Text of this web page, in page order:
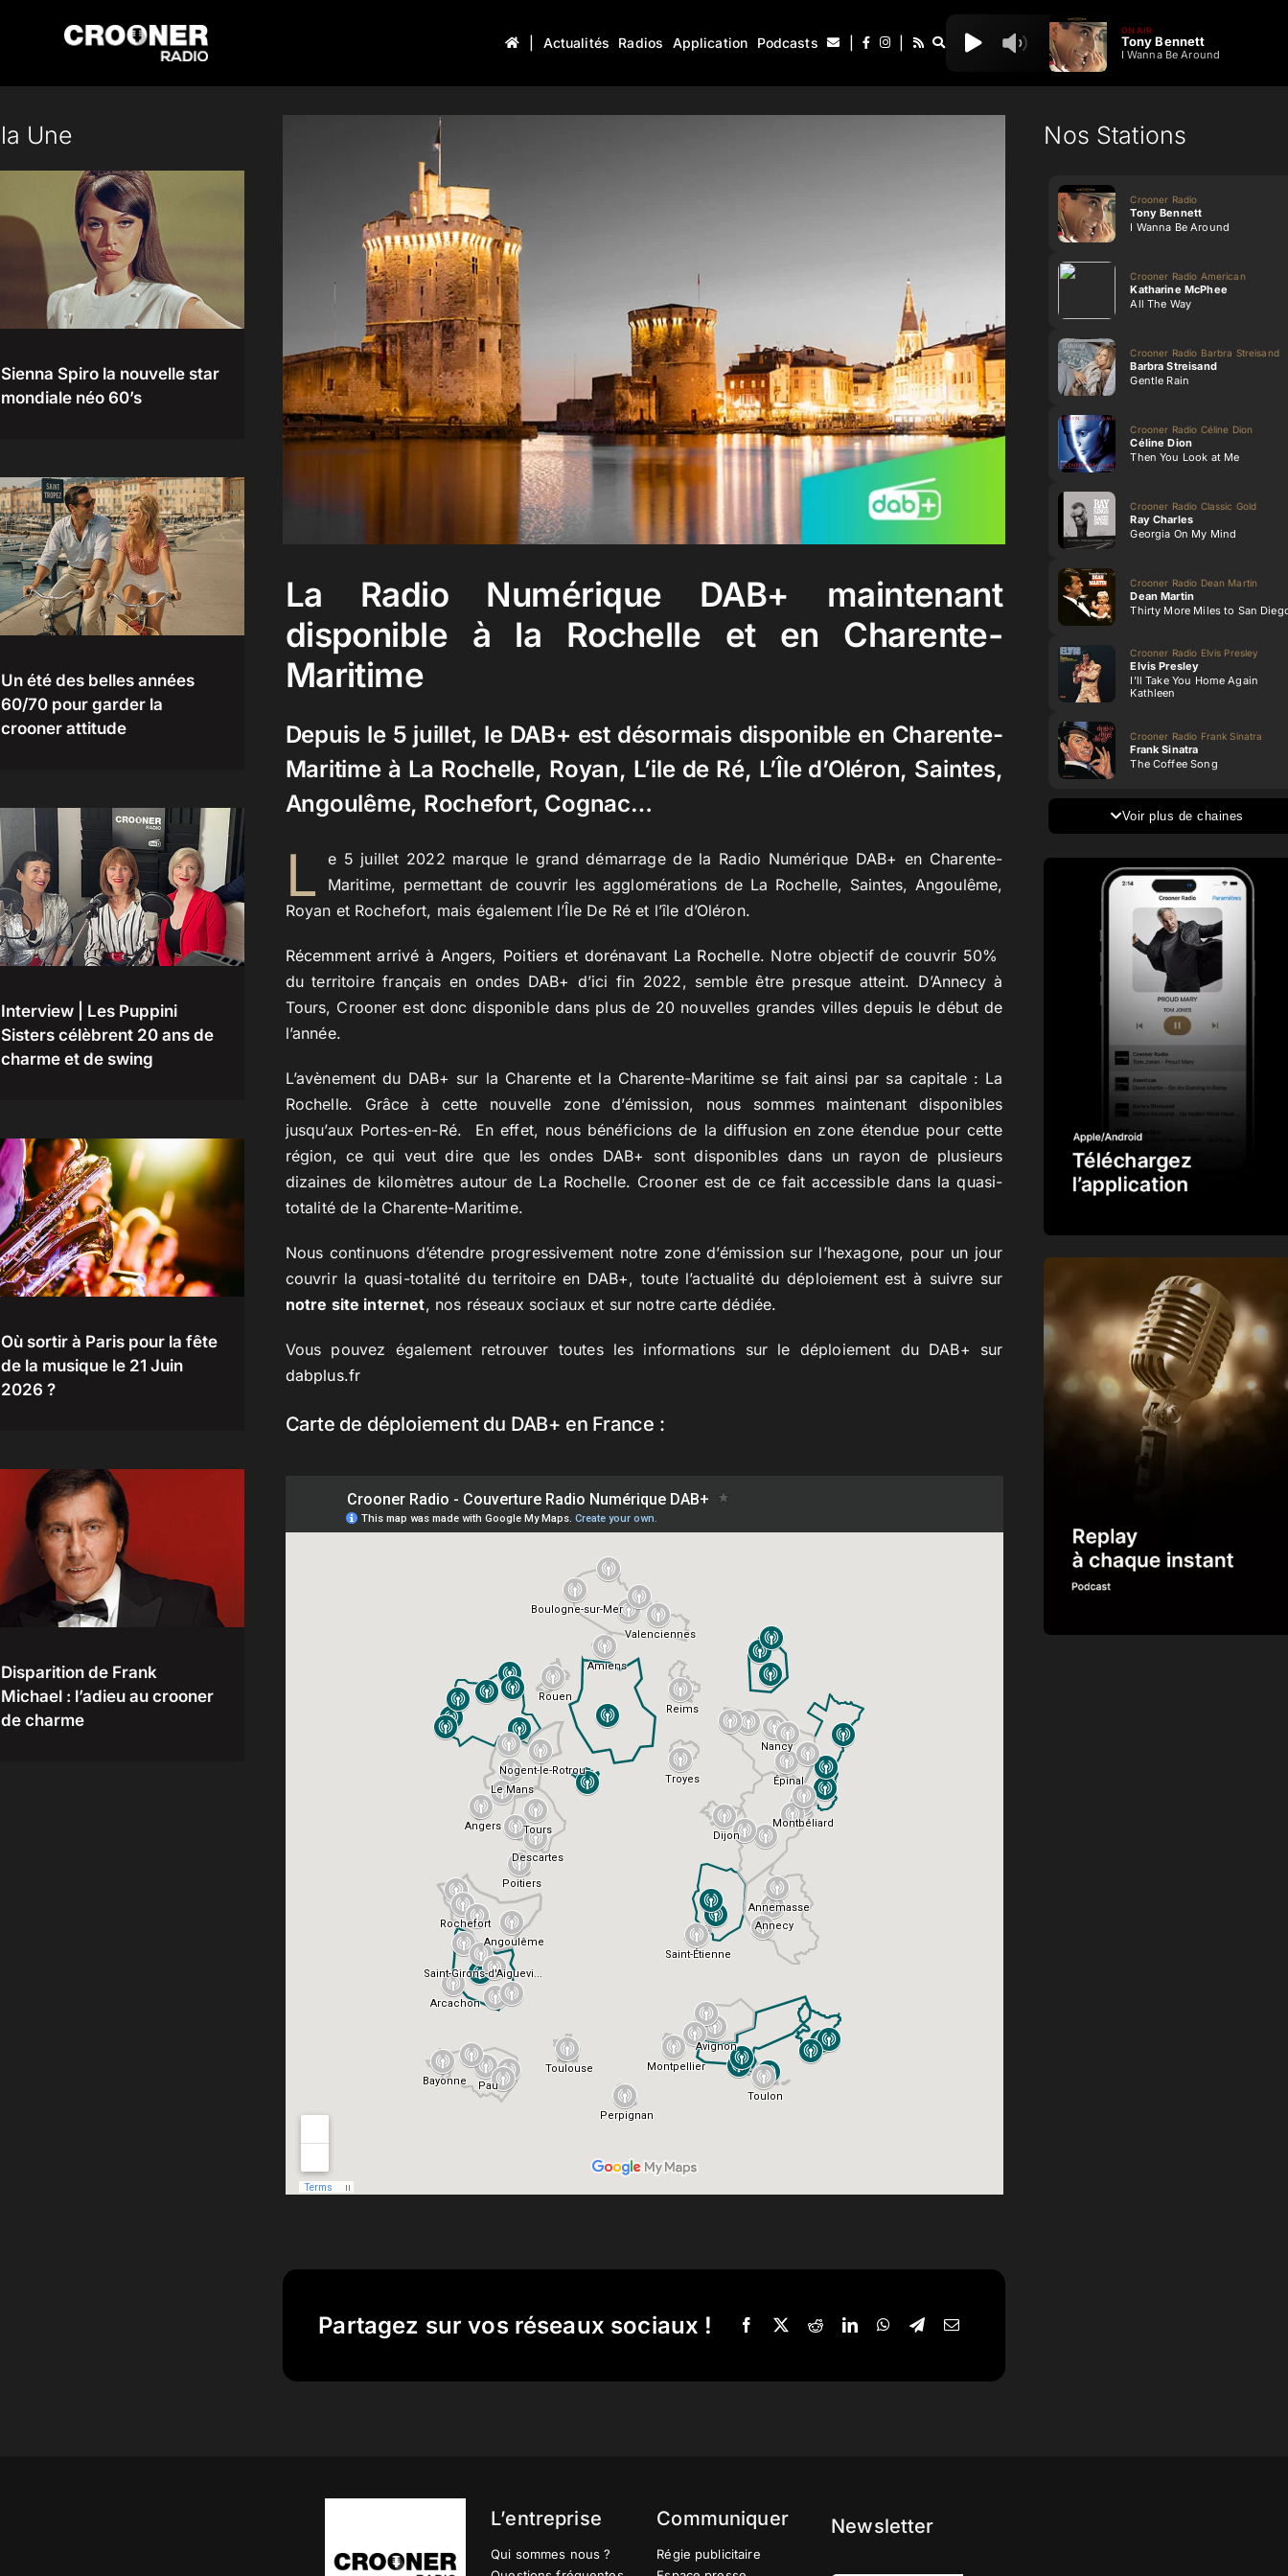
Actualités Radios Application Podcasts
ON AIR
Tony Bennett
I Wanna Be Around
Une
Sienna Spiro la nouvelle star
mondiale néo 60’s
Un été des belles années
60/70 pour garder la
crooner attitude
Interview | Les Puppini
Sisters célèbrent 20 ans de
charme et de swing
Où sortir à Paris pour la fête
de la musique le 21 Juin
2026 ?
Disparition de Frank
Michael : l’adieu au crooner
de charme
La Radio Numérique DAB+ maintenant
disponible à la Rochelle et en Charente-
Maritime
Depuis le 5 juillet, le DAB+ est désormais disponible en Charente-
Maritime à La Rochelle, Royan, L’ile de Ré, L’Île d’Oléron, Saintes,
Angoulême, Rochefort, Cognac…
L
e 5 juillet 2022 marque le grand démarrage de la Radio Numérique DAB+ en Charente-
Maritime, permettant de couvrir les agglomérations de La Rochelle, Saintes, Angoulême,
Royan et Rochefort, mais également l’Île De Ré et l’île d’Oléron.
Récemment arrivé à Angers, Poitiers et dorénavant La Rochelle. Notre objectif de couvrir 50%
du territoire français en ondes DAB+ d’ici fin 2022, semble être presque atteint. D’Annecy à
Tours, Crooner est donc disponible dans plus de 20 nouvelles grandes villes depuis le début de
l’année.
L’avènement du DAB+ sur la Charente et la Charente-Maritime se fait ainsi par sa capitale : La
Rochelle. Grâce à cette nouvelle zone d’émission, nous sommes maintenant disponibles
jusqu’aux Portes-en-Ré. En effet, nous bénéficions de la diffusion en zone étendue pour cette
région, ce qui veut dire que les ondes DAB+ sont disponibles dans un rayon de plusieurs
dizaines de kilomètres autour de La Rochelle. Crooner est de ce fait accessible dans la quasi-
totalité de la Charente-Maritime.
Nous continuons d’étendre progressivement notre zone d’émission sur l’hexagone, pour un jour
couvrir la quasi-totalité du territoire en DAB+, toute l’actualité du déploiement est à suivre sur
notre site internet, nos réseaux sociaux et sur notre carte dédiée.
Vous pouvez également retrouver toutes les informations sur le déploiement du DAB+ sur
dabplus.fr
Carte de déploiement du DAB+ en France :
Partagez sur vos réseaux sociaux !
Nos Stations
Crooner Radio
Tony Bennett
I Wanna Be Around
Crooner Radio American
Katharine McPhee
All The Way
Crooner Radio Barbra Streisand
Barbra Streisand
Gentle Rain
Crooner Radio Céline Dion
Céline Dion
Then You Look at Me
Crooner Radio Classic Gold
Ray Charles
Georgia On My Mind
Crooner Radio Dean Martin
Dean Martin
Thirty More Miles to San
Crooner Radio Elvis Presley
Elvis Presley
I'll Take You Home Again
Kathleen
Crooner Radio Frank Sinatra
Frank Sinatra
The Coffee Song
Voir plus de chaines
L’entreprise
Qui sommes nous ?
Communiquer
Régie publicitaire
Newsletter